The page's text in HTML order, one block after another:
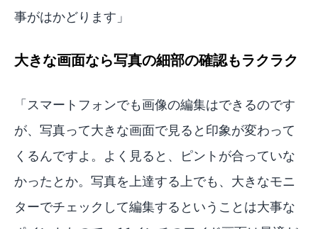
事がはかどります」
大きな画面なら写真の細部の確認もラクラク
「スマートフォンでも画像の編集はできるのです
が、写真って大きな画面で見ると印象が変わって
くるんですよ。よく見ると、ピントが合っていな
かったとか。写真を上達する上でも、大きなモニ
ターでチェックして編集するということは大事な